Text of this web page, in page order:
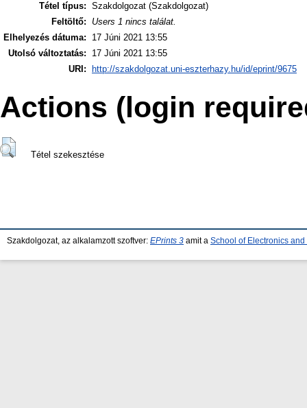
Tétel típus: Szakdolgozat (Szakdolgozat)
Feltöltő:
Users 1 nincs találat.
Elhelyezés dátuma:
17 Júni 2021 13:55
Utolsó változtatás:
17 Júni 2021 13:55
URI:
http://szakdolgozat.uni-eszterhazy.hu/id/eprint/9675
Actions (login
Tétel szekesztése
Szakdolgozat, az alkalamzott szoftver: EPrints 3 amit a School of Electronics